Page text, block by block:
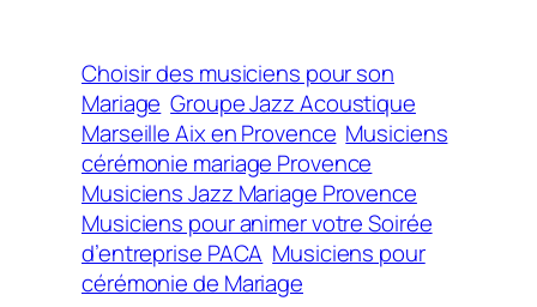
Choisir des musiciens pour son
Mariage Groupe Jazz Acoustique
Marseille Aix en Provence Musiciens
cérémonie mariage Provence
Musiciens Jazz Mariage Provence
Musiciens pour animer votre Soirée
d’entreprise PACA Musiciens pour
cérémonie de Mariage